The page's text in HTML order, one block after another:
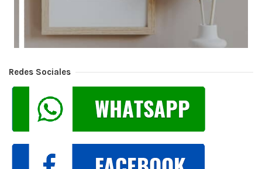
Redes Sociales